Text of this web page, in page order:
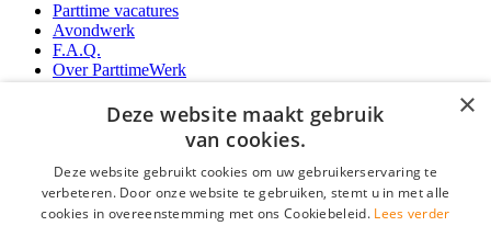
Parttime vacatures
Avondwerk
F.A.Q.
Over ParttimeWerk
YoungCapital Android App
Parttime personeel
Vacature aanmelden
×
Deze website maakt gebruik
van cookies.
Deze website gebruikt cookies om uw gebruikerservaring te
verbeteren. Door onze website te gebruiken, stemt u in met alle
cookies in overeenstemming met ons Cookiebeleid. Lees verder